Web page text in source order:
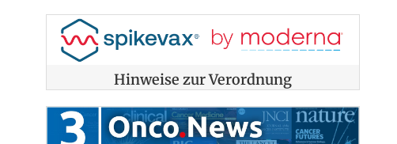
Hinweise zur Verordnung